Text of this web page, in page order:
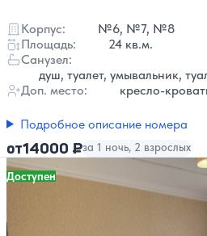
Корпус:
№6, №7, №8
Площадь:
24 кв.м.
Санузел:
душ, туалет, умывальник,
Доп. место:
кресло-
Подробное описание номера
от14000 ₽за 1 ночь, 2 взрослых
Доступен